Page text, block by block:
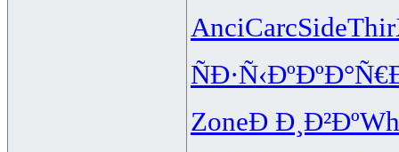
AnciCarcSideThir
ÑÐ·Ñ‹Ðº
ZoneÐ Ð¸Ð²Ðº